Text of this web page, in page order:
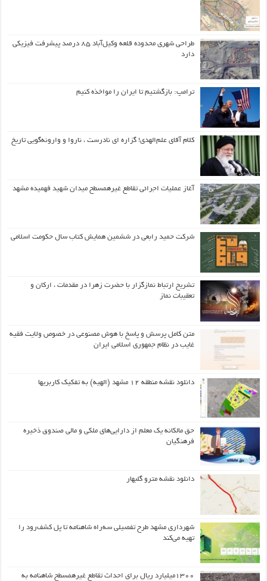
طراحی شهری محدوده قلعه وکیل‌آباد ۸۵ درصد پیشرفت فیزیکی
دارد
ترامپ: بازگشتیم تا ایران را مواخذه کنیم
کلام آقای علم‌الهدی! گزاره ای نادرست ، ناروا و وارونه‌گویی تاریخ
آغاز عملیات اجرائی تقاطع غیرهمسطح میدان شهید فهمیده مشهد
شرکت حمید رابعی در ششمین همایش کتاب سال حکومت اسلامی
تشریح ارتباط نمازگزار با حضرت زهرا در مقدمات ، ارکان و
تعقیبات نماز
متن کامل پرسش و پاسخ با هوش مصنوعی در خصوص ولایت فقیه
غایب در نظام جمهوری اسلامی ایران
دانلود نقشه منطقه ۱۲ مشهد (الهیه) به تفکیک کاربریها
حق مالکانه یک معلم از دارایی‌های ملکی و مالی صندوق ذخیره
فرهنگیان
دانلود نقشه مترو گلبهار
شهرداری مشهد طرح تفصیلی سه‌راه شاهنامه تا پل کشف‌رود را
تهیه می‌کند
۱۳۰۰میلیارد ریال برای احداث تقاطع غیرهمسطح شاهنامه به